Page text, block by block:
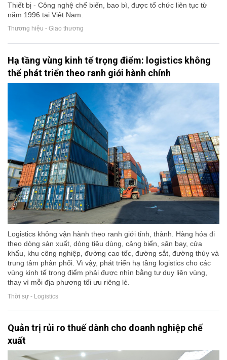
Thiết bị - Công nghệ chế biến, bao bì, được tổ chức liên tục từ
năm 1996 tại Việt Nam.
Thương hiệu - Giao thương
Hạ tầng vùng kinh tế trọng điểm: logistics không
thể phát triển theo ranh giới hành chính
Logistics không vận hành theo ranh giới tỉnh, thành. Hàng hóa đi
theo dòng sản xuất, dòng tiêu dùng, cảng biển, sân bay, cửa
khẩu, khu công nghiệp, đường cao tốc, đường sắt, đường thủy và
trung tâm phân phối. Vì vậy, phát triển hạ tầng logistics cho các
vùng kinh tế trọng điểm phải được nhìn bằng tư duy liên vùng,
thay vì mỗi địa phương tối ưu riêng lẻ.
Thời sự - Logistics
Quản trị rủi ro thuế dành cho doanh nghiệp chế
xuất